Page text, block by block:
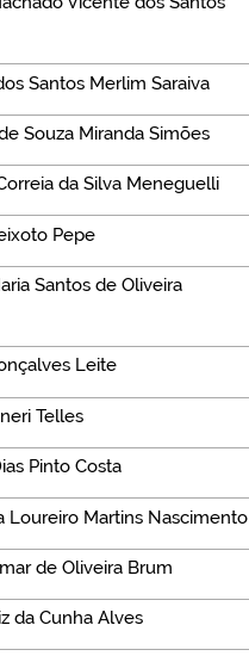
Santos Merlim Saraiva
Souza Miranda Simões
da Silva Meneguelli
Pepe
Santos de Oliveira
Leite
Telles
Pinto Costa
Loureiro Martins Nascimento
de Oliveira Brum
da Cunha Alves